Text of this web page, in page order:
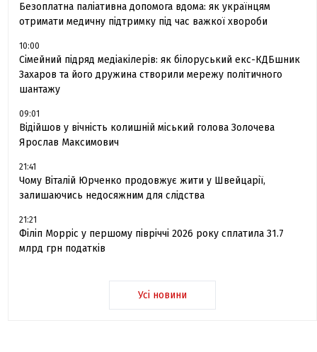
Безоплатна паліативна допомога вдома: як українцям
отримати медичну підтримку під час важкої хвороби
10:00
Сімейний підряд медіакілерів: як білоруський екс-КДБшник
Захаров та його дружина створили мережу політичного
шантажу
09:01
Відійшов у вічність колишній міський голова Золочева
Ярослав Максимович
21:41
Чому Віталій Юрченко продовжує жити у Швейцарії,
залишаючись недосяжним для слідства
21:21
Філіп Морріс у першому півріччі 2026 року сплатила 31.7
млрд грн податків
Усі новини